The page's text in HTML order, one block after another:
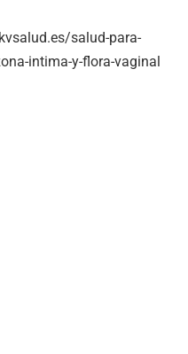
salud-para-
intima-y-flora-vaginal